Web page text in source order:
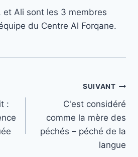
et Ali sont les 3 membres
du Centre Al Forqane.
:
SUIVANT
C'est considéré
comme la mère des
péchés – péché de la
langue